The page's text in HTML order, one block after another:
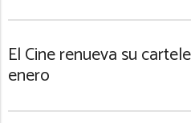
El Cine renueva su
enero